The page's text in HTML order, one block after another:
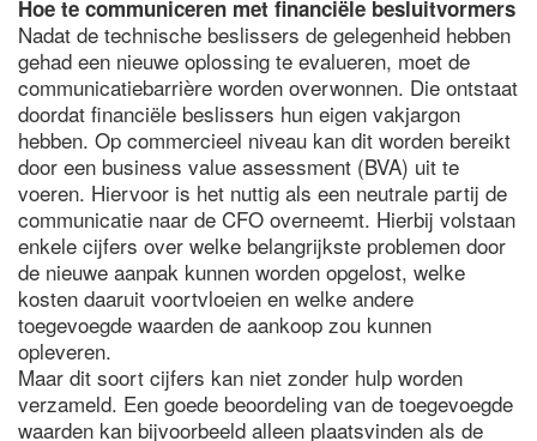
Hoe te communiceren met financiële besluitvormers
Nadat de technische beslissers de gelegenheid hebben
gehad een nieuwe oplossing te evalueren, moet de
communicatiebarrière worden overwonnen. Die ontstaat
doordat financiële beslissers hun eigen vakjargon
hebben. Op commercieel niveau kan dit worden bereikt
door een business value assessment (BVA) uit te
voeren. Hiervoor is het nuttig als een neutrale partij de
communicatie naar de CFO overneemt. Hierbij volstaan
enkele cijfers over welke belangrijkste problemen door
de nieuwe aanpak kunnen worden opgelost, welke
kosten daaruit voortvloeien en welke andere
toegevoegde waarden de aankoop zou kunnen
opleveren.
Maar dit soort cijfers kan niet zonder hulp worden
verzameld. Een goede beoordeling van de toegevoegde
waarden kan bijvoorbeeld alleen plaatsvinden als de